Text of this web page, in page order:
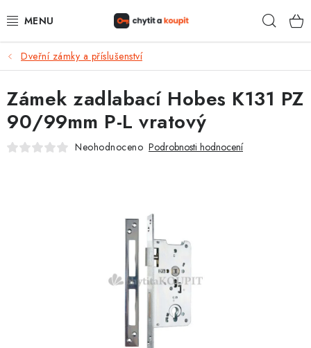
na
DŮM, BYT, ZAHRADA
ZÁMEČNICTVÍ - ZABEZPEČENÍ
KANCELÁŘ
PROTIPOŽÁRNÍ BATERIOVÉ TREZORY NA LITHIOVÉ
Dveřní zámky a příslušenství
Zámek zadlabací Hobes K131 PZ
90/99mm P-L vratový
Neohodnoceno Podrobnosti hodnocení